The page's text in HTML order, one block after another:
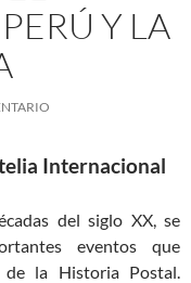
Y LA
Internacional
del siglo XX, se
eventos que
la Historia Postal.